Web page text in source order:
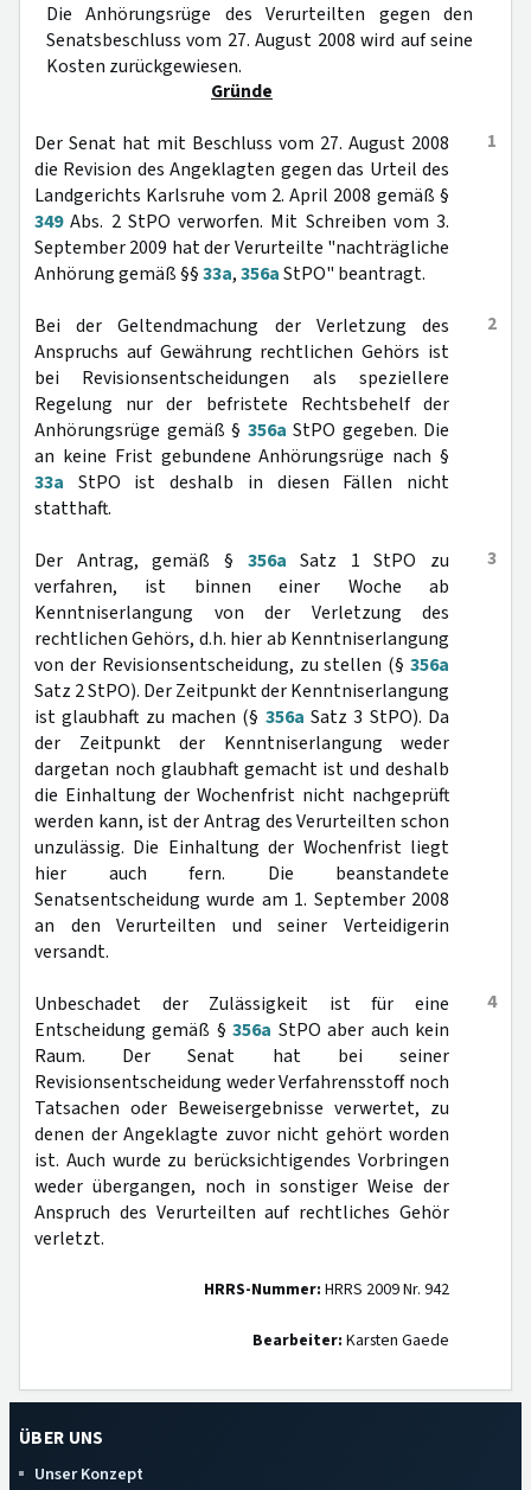
Die Anhörungsrüge des Verurteilten gegen den
Senatsbeschluss vom 27. August 2008 wird auf seine
Kosten zurückgewiesen.
Gründe
1
Der Senat hat mit Beschluss vom 27. August 2008
die Revision des Angeklagten gegen das Urteil des
Landgerichts Karlsruhe vom 2. April 2008 gemäß §
349Abs. 2 StPO verworfen. Mit Schreiben vom 3.
September 2009 hat der Verurteilte "nachträgliche
Anhörung gemäß §§33a,356aStPO" beantragt.
2
Bei der Geltendmachung der Verletzung des
Anspruchs auf Gewährung rechtlichen Gehörs ist
bei Revisionsentscheidungen als speziellere
Regelung nur der befristete Rechtsbehelf der
Anhörungsrüge gemäß § 356a StPO gegeben. Die
an keine Frist gebundene Anhörungsrüge nach §
33a StPO ist deshalb in diesen Fällen nicht
statthaft.
3
Der Antrag, gemäß § 356a Satz 1 StPO zu
verfahren, ist binnen einer Woche ab
Kenntniserlangung von der Verletzung des
rechtlichen Gehörs, d.h. hier ab Kenntniserlangung
von der Revisionsentscheidung, zu stellen (§ 356a
Satz 2 StPO). Der Zeitpunkt der Kenntniserlangung
ist glaubhaft zu machen (§ 356a Satz 3 StPO). Da
der Zeitpunkt der Kenntniserlangung weder
dargetan noch glaubhaft gemacht ist und deshalb
die Einhaltung der Wochenfrist nicht nachgeprüft
werden kann, ist der Antrag des Verurteilten schon
unzulässig. Die Einhaltung der Wochenfrist liegt
hier auch fern. Die beanstandete
Senatsentscheidung wurde am 1. September 2008
an den Verurteilten und seiner Verteidigerin
versandt.
4
Unbeschadet der Zulässigkeit ist für eine
Entscheidung gemäß §356a StPO aber auch kein
Raum. Der Senat hat bei seiner
Revisionsentscheidung weder Verfahrensstoff noch
Tatsachen oder Beweisergebnisse verwertet, zu
denen der Angeklagte zuvor nicht gehört worden
ist. Auch wurde zu berücksichtigendes Vorbringen
weder übergangen, noch in sonstiger Weise der
Anspruch des Verurteilten auf rechtliches Gehör
verletzt.
HRRS-Nummer: HRRS 2009 Nr. 942
Bearbeiter: Karsten Gaede
ÜBER UNS
Unser Konzept